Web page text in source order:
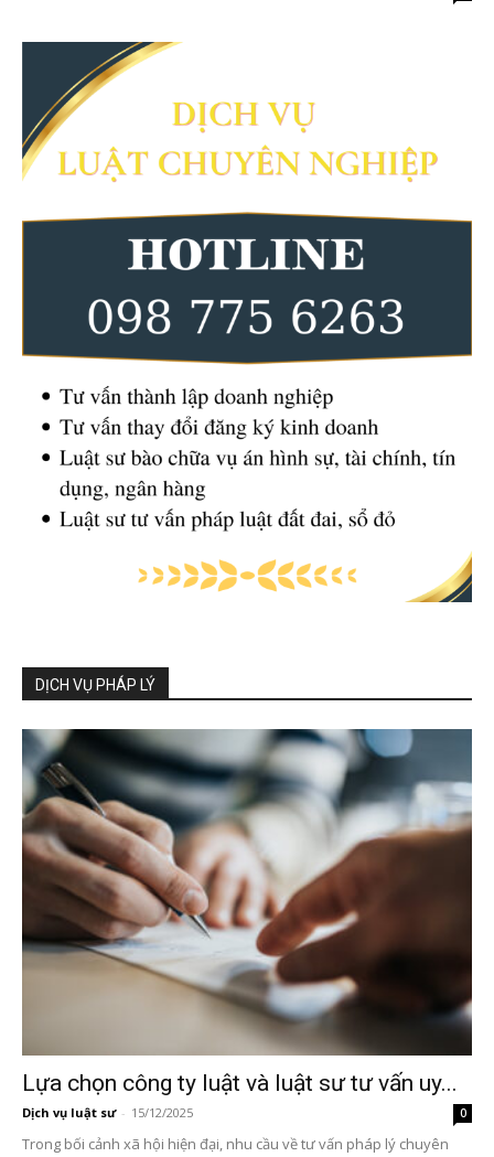
DỊCH VỤ PHÁP LÝ
Lựa chọn công ty luật và luật sư tư vấn uy...
Dịch vụ luật sư - 15/12/2025 0
Trong bối cảnh xã hội hiện đại, nhu cầu về tư vấn pháp lý chuyên